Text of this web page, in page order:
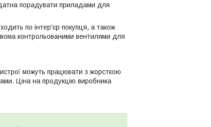
порадувати приладами для
по інтер'єр покупця, а також
контрольованими вентилями для
можуть працювати з жорсткою
Ціна на продукцію виробника